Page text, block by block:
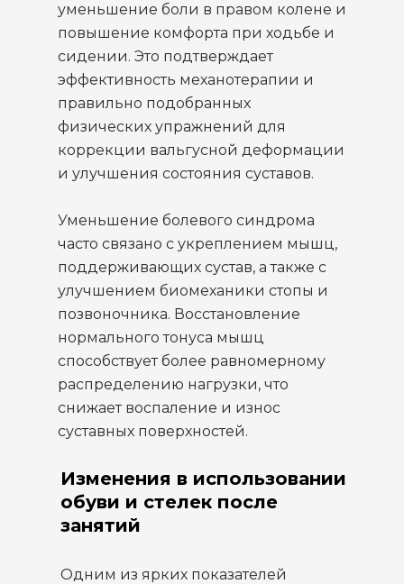
уменьшение боли в правом колене и
повышение комфорта при ходьбе и
сидении. Это подтверждает
эффективность механотерапии и
правильно подобранных
физических упражнений для
коррекции вальгусной деформации
и улучшения состояния суставов.
Уменьшение болевого синдрома
часто связано с укреплением мышц,
поддерживающих сустав, а также с
улучшением биомеханики стопы и
позвоночника. Восстановление
нормального тонуса мышц
способствует более равномерному
распределению нагрузки, что
снижает воспаление и износ
суставных поверхностей.
Одним из ярких показателей
Изменения в использовании
обуви и стелек после
занятий